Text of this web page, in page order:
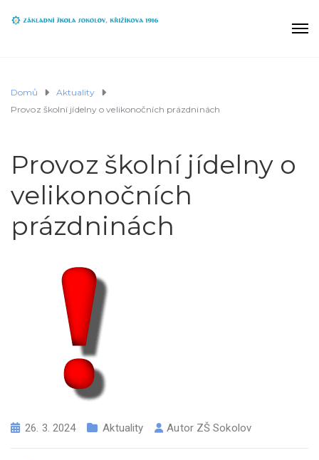
Domů
Aktuality
Provoz školní jídelny o velikonočních prázdninách
Provoz školní jídelny o
velikonočních
prázdninách
26. 3. 2024 Aktuality Autor ZŠ Sokolov